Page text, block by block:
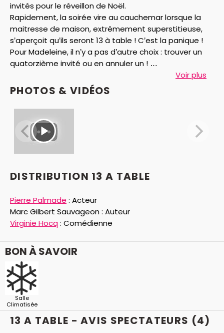
invités pour le réveillon de Noël.
Rapidement, la soirée vire au cauchemar lorsque la
maitresse de maison, extrêmement superstitieuse,
s’aperçoit qu’ils seront 13 à table ! C’est la panique !
Pour Madeleine, il n’y a pas d’autre choix : trouver un
quatorzième invité ou en annuler un !
Malgré tous ses efforts et sa détermination, le chiffre
13 revient inlassablement.
même temps que l’horloge avance, Consuela, une
sud-américaine ressurgit du passé d’Antoine,
s’immisce dans la soirée pour se venger d’une étrange
affaire…
Cette soirée de Noël s’annonce des plus mémorables
pour tous !
Voir plus
PHOTOS & VIDÉOS
DISTRIBUTION 13 A TABLE
Pierre Palmade : Acteur
Marc Gilbert Sauvageon : Auteur
Virginie Hocq: Comédienne
BON À SAVOIR
Salle
Climatisée
13 A TABLE - AVIS SPECTATEURS (4)